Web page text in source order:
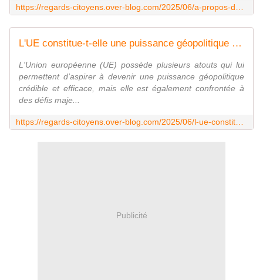
L'UE constitue-t-elle une puissance géopolitique réellement crédible et efficace ? - Regards citoyens
L'Union européenne (UE) possède plusieurs atouts qui lui
permettent d'aspirer à devenir une puissance géopolitique
crédible et efficace, mais elle est également confrontée à
des défis maje...
Publicité